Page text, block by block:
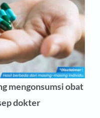
mengonsumsi obat
dokter